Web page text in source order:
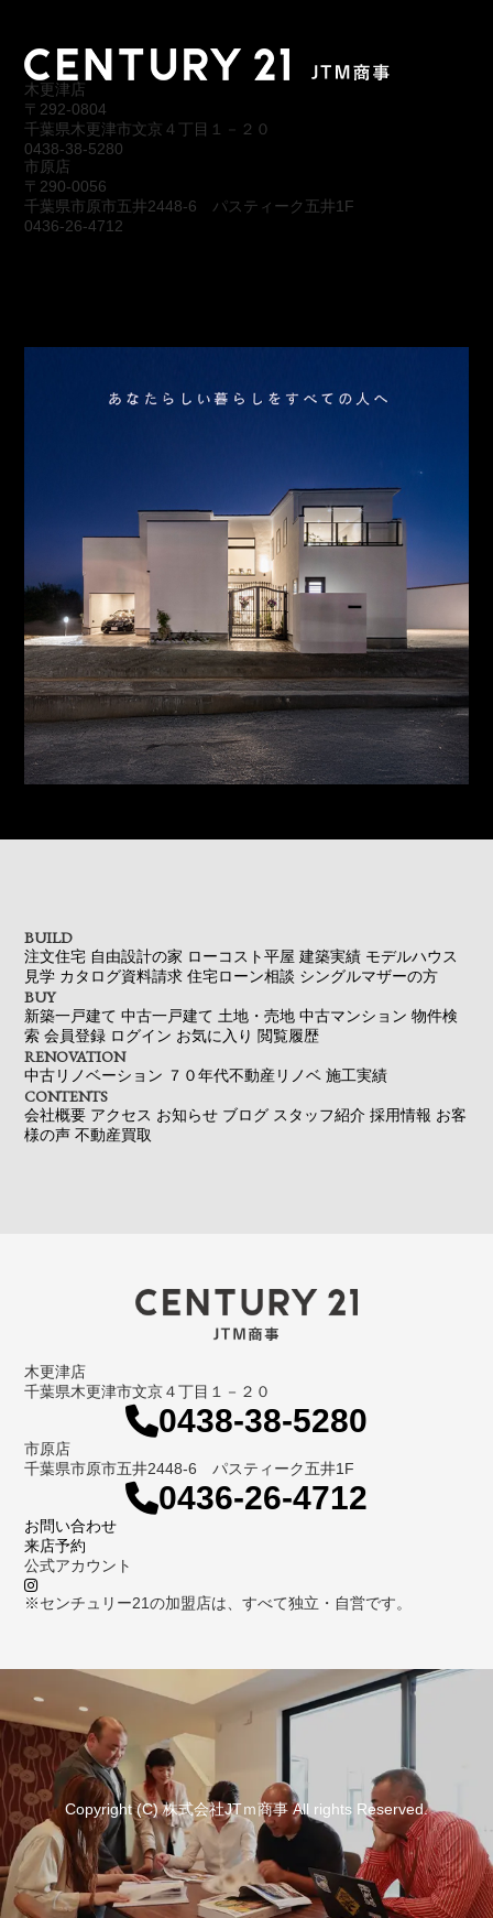
木更津店
〒292-0804
千葉県木更津市文京４丁目１－２０
0438-38-5280
市原店
〒290-0056
千葉県市原市五井2448-6 パスティーク五井1F
0436-26-4712
BUILD
注文住宅 自由設計の家 ローコスト平屋 建築実績 モデルハウス
見学 カタログ資料請求 住宅ローン相談 シングルマザーの方
BUY
新築一戸建て 中古一戸建て 土地・売地 中古マンション 物件検
索 会員登録 ログイン お気に入り 閲覧履歴
RENOVATION
中古リノベーション ７０年代不動産リノベ 施工実績
CONTENTS
会社概要 アクセス お知らせ ブログ スタッフ紹介 採用情報 お客
様の声 不動産買取
木更津店
千葉県木更津市文京４丁目１－２０
0438-38-5280
市原店
千葉県市原市五井2448-6 パスティーク五井1F
0436-26-4712
お問い合わせ
来店予約
公式アカウント
※センチュリー21の加盟店は、すべて独立・自営です。
Copyright (C) 株式会社JTｍ商事 All rights Reserved.